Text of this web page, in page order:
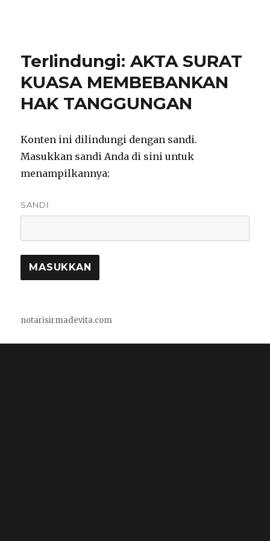
Terlindungi: AKTA SURAT
KUASA MEMBEBANKAN
HAK TANGGUNGAN
Konten ini dilindungi dengan sandi.
Masukkan sandi Anda di sini untuk
menampilkannya:
SANDI:
notarisirmadevita.com